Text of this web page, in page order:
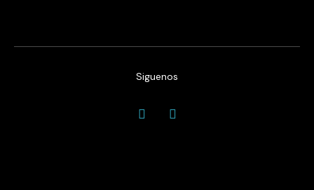
Siguenos